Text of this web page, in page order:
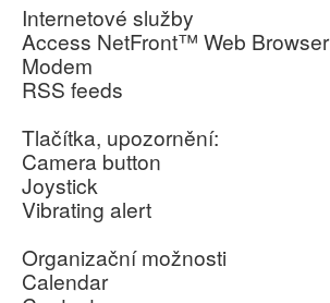
Internetové služby
Access NetFront™ Web Browser
Modem
RSS feeds
Tlačítka, upozornění:
Camera button
Joystick
Vibrating alert
Organizační možnosti
Calendar